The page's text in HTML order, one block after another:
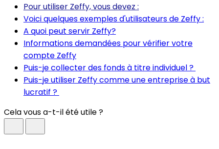
Pour utiliser Zeffy, vous devez :
Voici quelques exemples d'utilisateurs de Zeffy :
A quoi peut servir Zeffy?
Informations demandées pour vérifier votre
compte Zeffy
Puis-je collecter des fonds à titre individuel ?
Puis-je utiliser Zeffy comme une entreprise à but
lucratif ?
Cela vous a-t-il été utile ?